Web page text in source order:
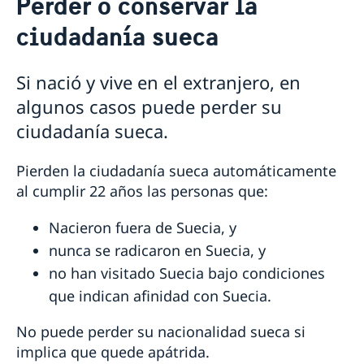
Votar desde el extranjero
Consulados en Perú
Número de coordinación
Pasaporte provisorio
Renovar licencia de conducir
Nacionalidad sueca
Registro de nombres
Notificación de nacionalidad de menores con padre
Perder o conservar la ciudadanía sueca
Pensión y Fe de Vida
Divorciarse
Apostilla y traducciones
Cambio de domicilio
Fallecimiento
Herencias internacionales
Ayuda jurídica
Tarifas consulares
ciudadanía sueca
Si nació y vive en el extranjero, en
algunos casos puede perder su
ciudadanía sueca.
Pierden la ciudadanía sueca automáticamente
al cumplir 22 años las personas que:
Nacieron fuera de Suecia, y
nunca se radicaron en Suecia, y
no han visitado Suecia bajo condiciones
que indican afinidad con Suecia.
No puede perder su nacionalidad sueca si
implica que quede apátrida.